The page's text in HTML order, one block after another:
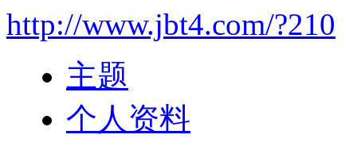
http://www.jbt4.com/?210
主题
个人资料